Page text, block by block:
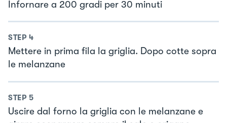
Infornare a 200 gradi per 30 minuti
STEP 4
Mettere in prima fila la griglia. Dopo cotte sopra
le melanzane
STEP 5
Uscire dal forno la griglia con le melanzane e